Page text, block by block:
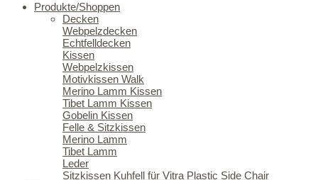
Produkte/Shoppen
Decken
Webpelzdecken
Echtfelldecken
Kissen
Webpelzkissen
Motivkissen Walk
Merino Lamm Kissen
Tibet Lamm Kissen
Gobelin Kissen
Felle & Sitzkissen
Merino Lamm
Tibet Lamm
Leder
Sitzkissen Kuhfell für Vitra Plastic Side Chair